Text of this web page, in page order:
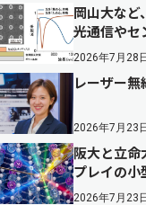
岡山大な
光通信やセ
2026年7月28
レーザー
2026年7月23
阪大と立
プレイの小
2026年7月23